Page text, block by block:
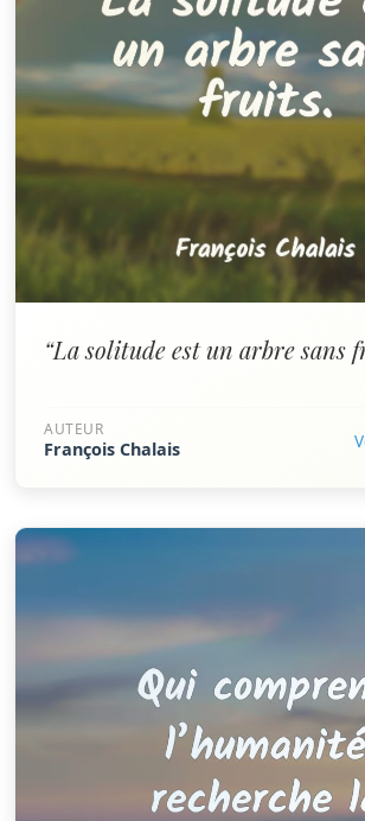
“La solitude est un arbre sans
AUTEUR
François Chalais